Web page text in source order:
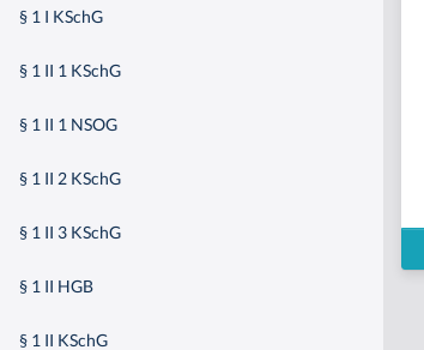
§ 1 I KSchG
§ 1 II 1 KSchG
§ 1 II 1 NSOG
§ 1 II 2 KSchG
§ 1 II 3 KSchG
§ 1 II HGB
§ 1 II KSchG